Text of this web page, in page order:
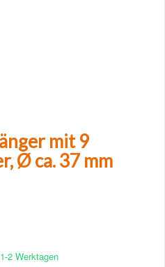
mit 9
Ø ca. 37 mm
2 Werktagen